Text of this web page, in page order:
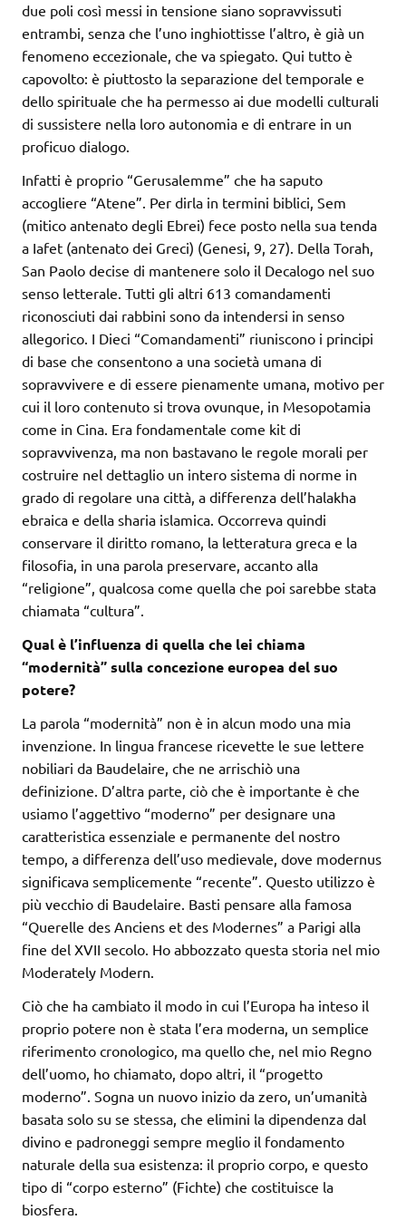
due poli così messi in tensione siano sopravvissuti
entrambi, senza che l’uno inghiottisse l’altro, è già un
fenomeno eccezionale, che va spiegato. Qui tutto è
capovolto: è piuttosto la separazione del temporale e
dello spirituale che ha permesso ai due modelli culturali
di sussistere nella loro autonomia e di entrare in un
proficuo dialogo.
Infatti è proprio “Gerusalemme” che ha saputo
accogliere “Atene”. Per dirla in termini biblici, Sem
(mitico antenato degli Ebrei) fece posto nella sua tenda
a Iafet (antenato dei Greci) (Genesi, 9, 27). Della Torah,
San Paolo decise di mantenere solo il Decalogo nel suo
senso letterale. Tutti gli altri 613 comandamenti
riconosciuti dai rabbini sono da intendersi in senso
allegorico. I Dieci “Comandamenti” riuniscono i principi
di base che consentono a una società umana di
sopravvivere e di essere pienamente umana, motivo per
cui il loro contenuto si trova ovunque, in Mesopotamia
come in Cina. Era fondamentale come kit di
sopravvivenza, ma non bastavano le regole morali per
costruire nel dettaglio un intero sistema di norme in
grado di regolare una città, a differenza dell’halakha
ebraica e della sharia islamica. Occorreva quindi
conservare il diritto romano, la letteratura greca e la
filosofia, in una parola preservare, accanto alla
“religione”, qualcosa come quella che poi sarebbe stata
chiamata “cultura”.
Qual è l’influenza di quella che lei chiama
“modernità” sulla concezione europea del suo
potere?
La parola “modernità” non è in alcun modo una mia
invenzione. In lingua francese ricevette le sue lettere
nobiliari da Baudelaire, che ne arrischiò una
definizione. D’altra parte, ciò che è importante è che
usiamo l’aggettivo “moderno” per designare una
caratteristica essenziale e permanente del nostro
tempo, a differenza dell’uso medievale, dove modernus
significava semplicemente “recente”. Questo utilizzo è
più vecchio di Baudelaire. Basti pensare alla famosa
“Querelle des Anciens et des Modernes” a Parigi alla
fine del XVII secolo. Ho abbozzato questa storia nel mio
Moderately Modern.
Ciò che ha cambiato il modo in cui l’Europa ha inteso il
proprio potere non è stata l’era moderna, un semplice
riferimento cronologico, ma quello che, nel mio Regno
dell’uomo, ho chiamato, dopo altri, il “progetto
moderno”. Sogna un nuovo inizio da zero, un’umanità
basata solo su se stessa, che elimini la dipendenza dal
divino e padroneggi sempre meglio il fondamento
naturale della sua esistenza: il proprio corpo, e questo
tipo di “corpo esterno” (Fichte) che costituisce la
biosfera.